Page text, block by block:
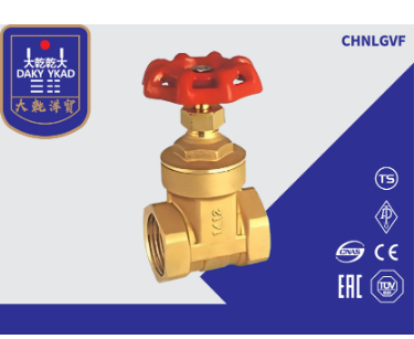
Valve Products
Valve News
Contact Us